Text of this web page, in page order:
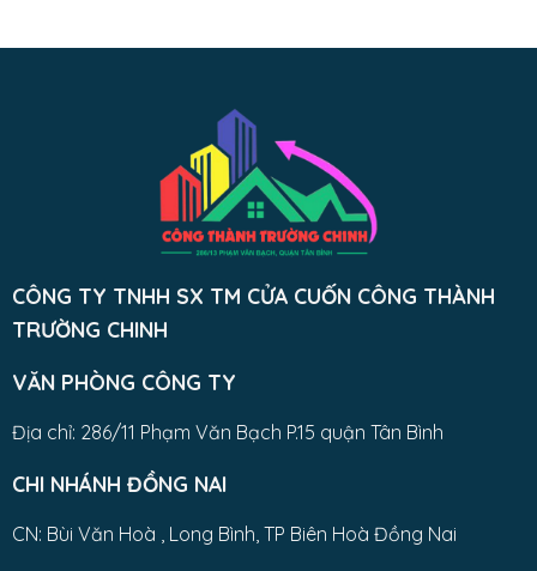
CÔNG TY TNHH SX TM CỬA CUỐN CÔNG THÀNH
TRƯỜNG CHINH
VĂN PHÒNG CÔNG TY
Địa chỉ: 286/11 Phạm Văn Bạch P.15 quận Tân Bình
CHI NHÁNH ĐỒNG NAI
CN: Bùi Văn Hoà , Long Bình, TP Biên Hoà Đồng Nai